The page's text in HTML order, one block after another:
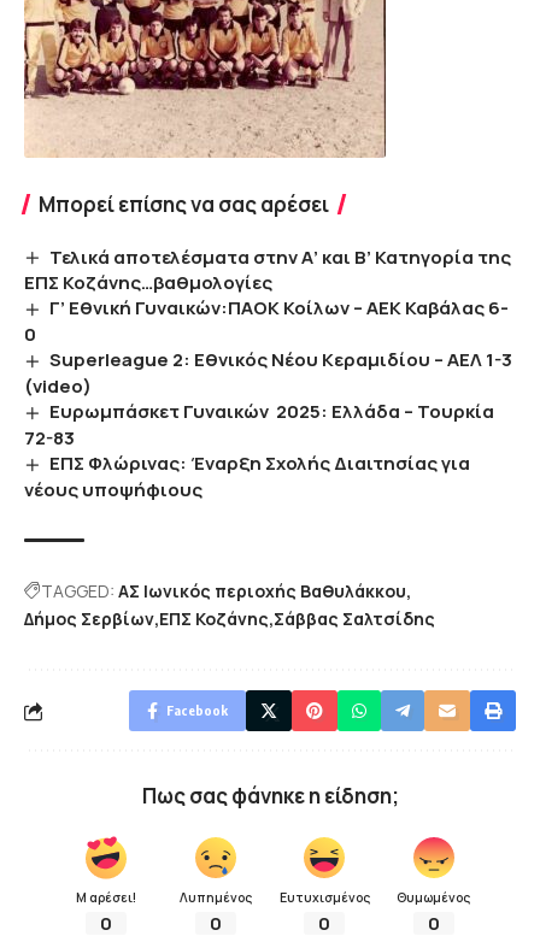
Μπορεί επίσης να σας αρέσει
Τελικά αποτελέσματα στην Α’ και Β’ Κατηγορία της
ΕΠΣ Κοζάνης…βαθμολογίες
Γ’ Εθνική Γυναικών:ΠΑΟΚ Κοίλων – ΑΕΚ Καβάλας 6-
0
Superleague 2: Εθνικός Νέου Κεραμιδίου – ΑΕΛ 1-3
(video)
Ευρωμπάσκετ Γυναικών 2025: Ελλάδα – Τουρκία
72-83
ΕΠΣ Φλώρινας: Έναρξη Σχολής Διαιτησίας για
νέους υποψήφιους
TAGGED: ΑΣ Ιωνικός περιοχής Βαθυλάκκου
Δήμος Σερβίων ΕΠΣ Κοζάνης Σάββας Σαλτσίδης
Facebook
Πως σας φάνηκε η είδηση;
Μ αρέσει!
0
Λυπημένος
0
Ευτυχισμένος
0
Θυμωμένος
0